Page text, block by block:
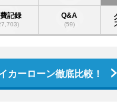
記録 Q&A
(59)
カーローン徹底比較！